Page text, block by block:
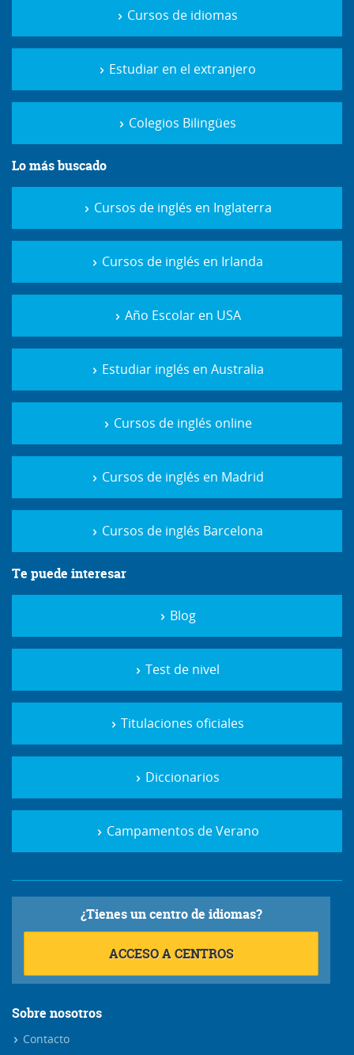
Cursos de idiomas
Estudiar en el extranjero
Colegios Bilingües
Lo más buscado
Cursos de inglés en Inglaterra
Cursos de inglés en Irlanda
Año Escolar en USA
Estudiar inglés en Australia
Cursos de inglés online
Cursos de inglés en Madrid
Cursos de inglés Barcelona
Te puede interesar
Blog
Test de nivel
Titulaciones oficiales
Diccionarios
Campamentos de Verano
¿Tienes un centro de idiomas?
ACCESO A CENTROS
Sobre nosotros
Contacto